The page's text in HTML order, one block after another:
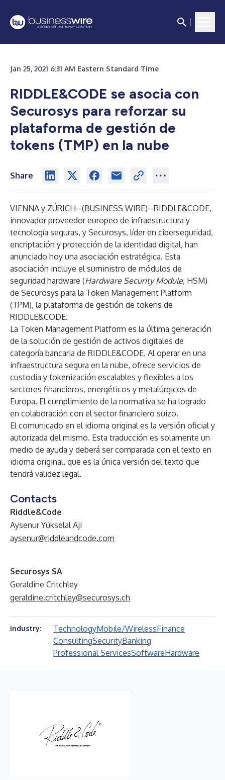
Jan 25, 2021 6:31 AM Eastern Standard Time
RIDDLE&CODE se asocia con
Securosys para reforzar su
plataforma de gestión de
tokens (TMP) en la nube
Share
VIENNA y ZÚRICH--(BUSINESS WIRE)--RIDDLE&CODE,
innovador proveedor europeo de infraestructura y
tecnología seguras, y Securosys, líder en ciberseguridad,
encriptación y protección de la identidad digital, han
anunciado hoy una asociación estratégica. Esta
asociación incluye el suministro de módulos de
seguridad hardware (Hardware Security Module, HSM)
de Securosys para la Token Management Platform
(TPM), la plataforma de gestión de tokens de
RIDDLE&CODE.
La Token Management Platform es la última generación
de la solución de gestión de activos digitales de
categoría bancaria de RIDDLE&CODE. Al operar en una
infraestructura segura en la nube, ofrece servicios de
custodia y tokenización escalables y flexibles a los
sectores financieros, energéticos y metalúrgicos de
Europa. El cumplimiento de la normativa se ha logrado
en colaboración con el sector financiero suizo.
El comunicado en el idioma original es la versión oficial y
autorizada del mismo. Esta traducción es solamente un
medio de ayuda y deberá ser comparada con el texto en
idioma original, que es la única versión del texto que
tendrá validez legal.
Contacts
Riddle&Code
Aysenur Yükselal Aji
aysenur@riddleandcode.com
Securosys SA
Geraldine Critchley
geraldine.critchley@securosys.ch
Industry: TechnologyMobile/WirelessFinance
ConsultingSecurityBanking
Professional ServicesSoftwareHardware